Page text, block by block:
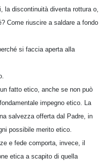
la discontinuità diventa rottura o,
Come riuscire a saldare a fondo
si faccia aperta alla
fatto etico, anche se non può
impegno etico. La
salvezza offerta dal Padre, in
possibile merito etico.
e fede comporta, invece, il
etica a scapito di quella